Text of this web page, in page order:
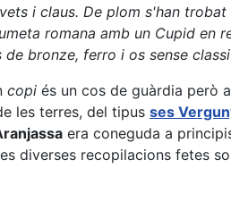
i claus. De plom s'han
romana amb un Cupid
bronze, ferro i os sense
copi és un cos de guàrdia però
les terres, del tipus ses
era coneguda a
diverses recopilacions fetes